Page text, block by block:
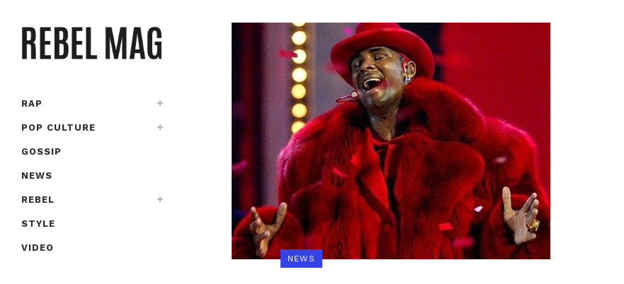
RAP
POP CULTURE
GOSSIP
NEWS
REBEL
STYLE
VIDEO
NEWS